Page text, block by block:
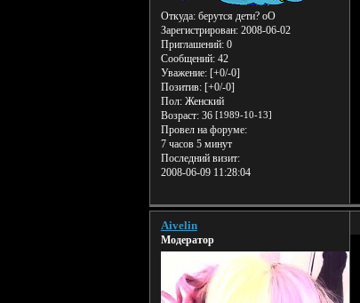
Откуда:берутся дети? оО
Зарегистрирован: 2008-06-02
Приглашений:0
Сообщений:42
Уважение: [+0/-0]
Позитив: [+0/-0]
Пол:Женский
Возраст:36 [1989-10-13]
Провел на форуме:
7 часов 5 минут
Последний визит:
2008-06-09 11:28:04
Aivelin
Модератор